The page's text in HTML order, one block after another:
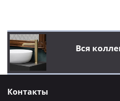
Вся
Контакты